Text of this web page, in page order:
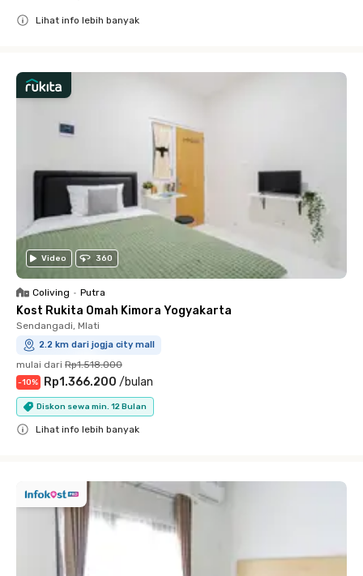
Lihat info lebih banyak
Video 360
Coliving • Putra
Kost Rukita Omah Kimora Yogyakarta
Sendangadi, Mlati
2.2 km dari jogja city mall
mulai dari Rp1.518.000
-10% Rp1.366.200 /bulan
Diskon sewa min. 12 Bulan
Lihat info lebih banyak